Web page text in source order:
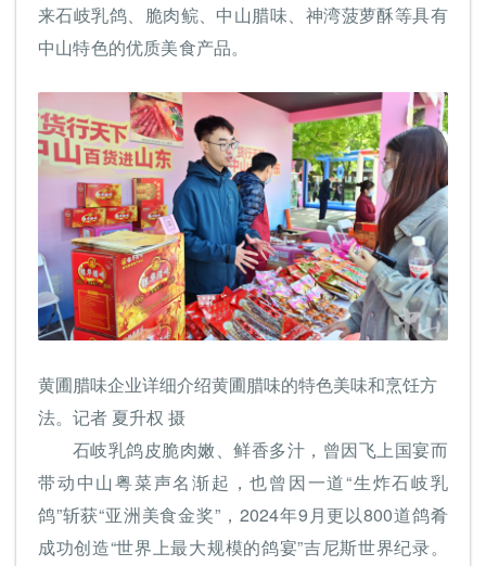
来石岐乳鸽、脆肉鲩、中山腊味、神湾菠萝酥等具有
中山特色的优质美食产品。
黄圃腊味企业详细介绍黄圃腊味的特色美味和烹饪方
法。记者 夏升权 摄
石岐乳鸽皮脆肉嫩、鲜香多汁，曾因飞上国宴而
带动中山粤菜声名渐起，也曾因一道“生炸石岐乳
鸽”斩获“亚洲美食金奖”，2024年9月更以800道鸽肴
成功创造“世界上最大规模的鸽宴”吉尼斯世界纪录。